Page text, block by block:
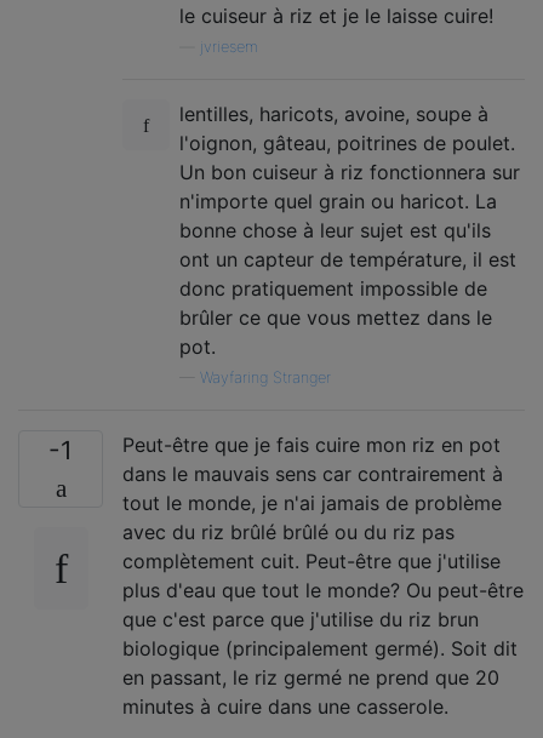
le cuiseur à riz et je le laisse cuire!
jvriesem
lentilles, haricots, avoine, soupe à
l'oignon, gâteau, poitrines de poulet.
Un bon cuiseur à riz fonctionnera sur
n'importe quel grain ou haricot. La
bonne chose à leur sujet est qu'ils
ont un capteur de température, il est
donc pratiquement impossible de
brûler ce que vous mettez dans le
pot.
Wayfaring Stranger
-1
Peut-être que je fais cuire mon riz en pot
dans le mauvais sens car contrairement à
tout le monde, je n'ai jamais de problème
avec du riz brûlé brûlé ou du riz pas
complètement cuit. Peut-être que j'utilise
plus d'eau que tout le monde? Ou peut-être
que c'est parce que j'utilise du riz brun
biologique (principalement germé). Soit dit
en passant, le riz germé ne prend que 20
minutes à cuire dans une casserole.